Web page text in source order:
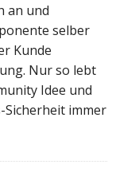
an und
selber
Kunde
Nur so lebt
Idee und
Sicherheit immer